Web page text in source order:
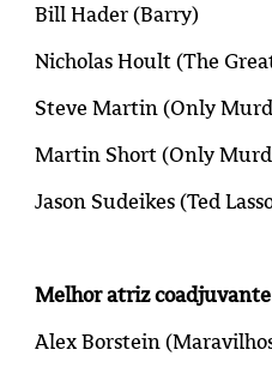
Bill Hader (Barry)
Nicholas Hoult (The
Steve Martin (Only
Martin Short (Only
Jason Sudeikes (Ted
Melhor atriz
Alex Borstein (